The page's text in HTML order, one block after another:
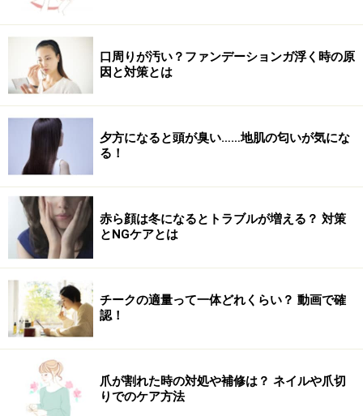
口周りが汚い？ファンデーションガ浮く時の原
因と対策とは
夕方になると頭が臭い……地肌の匂いが気にな
る！
赤ら顔は冬になるとトラブルが増える？ 対策
とNGケアとは
チークの適量って一体どれくらい？ 動画で確
認！
爪が割れた時の対処や補修は？ ネイルや爪切
りでのケア方法